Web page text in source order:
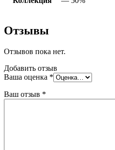
Отзывы
Отзывов пока нет.
Добавить отзыв
Ваша оценка *
Ваш отзыв *